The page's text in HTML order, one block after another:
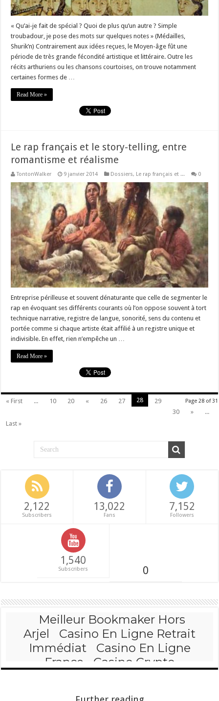
« Qu’ai-je fait de spécial ? Quoi de plus qu’un autre ? Simple
troubadour, je pose des mots sur quelques notes » (Médailles,
Shurik’n) Contrairement aux idées reçues, le Moyen-âge fût une
période de très grande fécondité artistique et littéraire. Outre les
récits arthuriens ou les chansons courtoises, on trouve notamment
certaines formes de …
Read More »
Le rap français et le story-telling, entre
romantisme et réalisme
TontonWalker 9 janvier 2014 Dossiers, Le rap français et ... 0
Entreprise périlleuse et souvent dénaturante que celle de segmenter le
rap en évoquant ses différents courants où l’on oppose souvent à tort
technique narrative, registre de langue, sonorité, sens du contenu et
portée comme si chaque artiste était affilié à un registre unique et
indivisible. En effet, rien n’empêche un …
Read More »
Page 28 of 31
« First ... 10 20 « 26 27 28
29
30
»
...
Last »
2,122
Subscribers
13,022
Fans
7,152
Followers
1,540
Subscribers 0